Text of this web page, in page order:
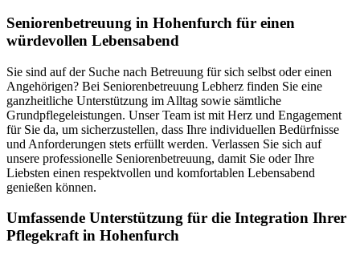
Senioren­betreuung in Hohenfurch für einen
würdevollen Lebensabend
Sie sind auf der Suche nach Betreuung für sich selbst oder einen
Angehörigen? Bei Seniorenbetreuung Lebherz finden Sie eine
ganzheitliche Unterstützung im Alltag sowie sämtliche
Grundpflegeleistungen. Unser Team ist mit Herz und Engagement
für Sie da, um sicherzustellen, dass Ihre individuellen Bedürfnisse
und Anforderungen stets erfüllt werden. Verlassen Sie sich auf
unsere professionelle Seniorenbetreuung, damit Sie oder Ihre
Liebsten einen respektvollen und komfortablen Lebensabend
genießen können.
Umfassende Unterstützung für die Integration Ihrer
Pflegekraft in Hohenfurch